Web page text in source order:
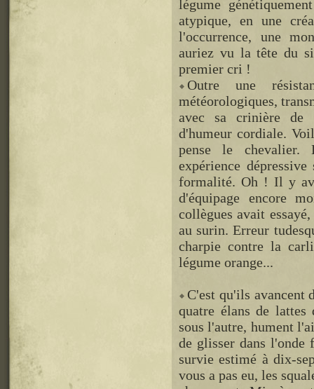
légume
atypique, en une
l'occurrence, une
auriez vu la tête du
premier cri !
Outre une
météorologiques,
avec sa crinière de
d'humeur cordiale.
pense le chevalier.
expérience
formalité. Oh ! Il y
d'équipage encore
collègues avait
au surin. Erreur
charpie contre la
légume orange...
C'est qu'ils avancent
quatre élans de
sous l'autre, hument
de glisser dans l'onde
survie estimé à dix-
vous a pas eu, les